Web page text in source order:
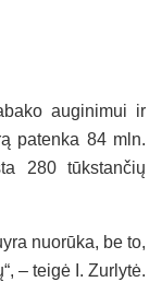
auginimui ir
patenka 84 mln.
280 tūkstančių
nuorūka, be to,
– teigė I. Zurlytė.